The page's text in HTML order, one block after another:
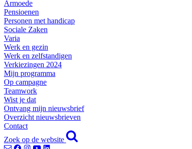
Armoede
Pensioenen
Personen met handicap
Sociale Zaken
Varia
Werk en gezin
Werk en zelfstandigen
Verkiezingen 2024
Mijn programma
Op campagne
Teamwork
Wist je dat
Ontvang mijn nieuwsbrief
Overzicht nieuwsbrieven
Contact
Zoek op de website